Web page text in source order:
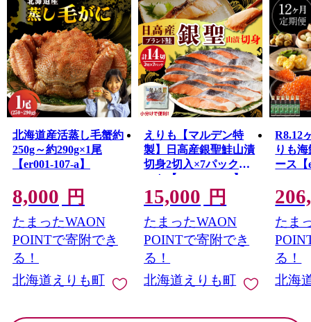
皆様には、ふるさと納税制度を通じて、えりも町の魅力
をさらに知っていただければ幸いです。
是非、自慢の特産品をご堪能いただくとともに、えりも
町へのお越しを心よりお待ちしております。
北海道産活蒸し毛蟹約
250g～約290g×1尾
【er001-107-a】
8,000 円
たまったWAON
POINTで寄附でき
る！
北海道えりも町
えりも【マルデン特
製】日高産銀聖鮭山漬
切身2切入×7パックセ
ット【er002-007-b】
15,000 円
たまったWAON
POINTで寄附でき
る！
北海道えりも町
R8.12
りも
ース【
たま
る！
北海